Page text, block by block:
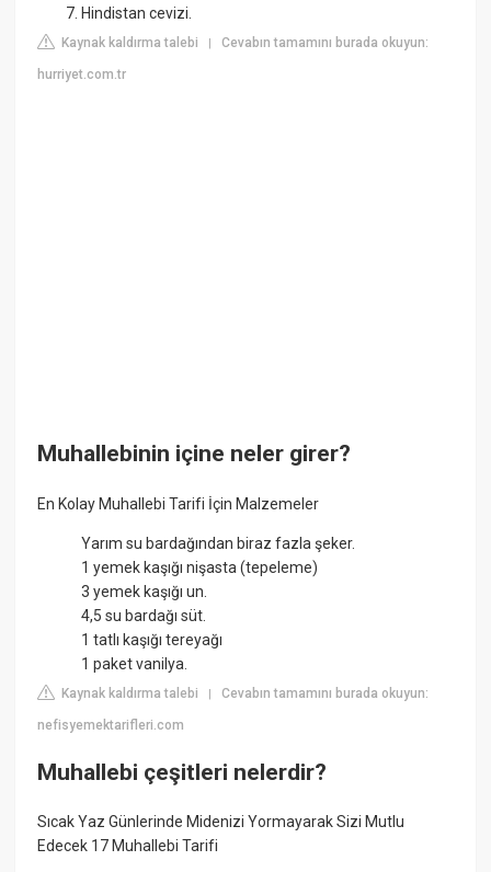
Hindistan cevizi.
Kaynak kaldırma talebi |Cevabın tamamını burada okuyun:
hurriyet.com.tr
Muhallebinin içine neler girer?
En Kolay Muhallebi Tarifi İçin Malzemeler
Yarım su bardağından biraz fazla şeker.
1 yemek kaşığı nişasta (tepeleme)
3 yemek kaşığı un.
4,5 su bardağı süt.
1 tatlı kaşığı tereyağı
1 paket vanilya.
Kaynak kaldırma talebi |Cevabın tamamını burada okuyun:
nefisyemektarifleri.com
Muhallebi çeşitleri nelerdir?
Sıcak Yaz Günlerinde Midenizi Yormayarak Sizi Mutlu
Edecek 17 Muhallebi Tarifi